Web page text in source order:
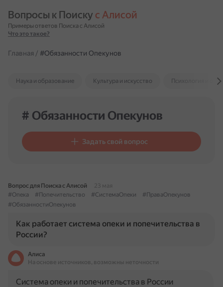
Вопросы к Поиску с Алисой
Примеры ответов Поиска с Алисой
Что это такое?
Главная / #Обязанности Опекунов
Наука и образование Культура и искусство Психология и
# Обязанности Опекунов
Задать свой вопрос
Вопрос для Поиска с Алисой
23 мая
#Опека
#Попечительство #СистемаОпеки
#ПраваОпекунов
#ОбязанностиОпекунов
Как работает система опеки и попечительства в
России?
Алиса
На основе источников, возможны неточности
Система опеки и попечительства в России